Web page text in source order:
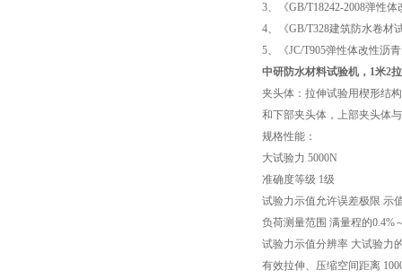
3、《GB/T18242-2008弹性
4、《GB/T328建筑防水卷材
5、《JC/T905弹性体改性沥
中研防水材料试验机 ，1米2
夹头体：拉伸试验用楔形结
和下部夹头体，上部夹头体
规格性能：
大试验力 5000N
准确度等级 1级
试验力示值允许误差极限 示
负荷测量范围 满量程的0.4%
试验力示值分辨率 大试验力
有效拉伸、压缩空间距离